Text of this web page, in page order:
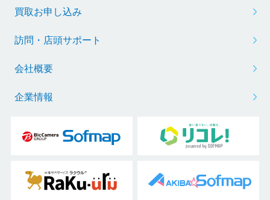
買取お申し込み
訪問・店頭サポート
会社概要
企業情報